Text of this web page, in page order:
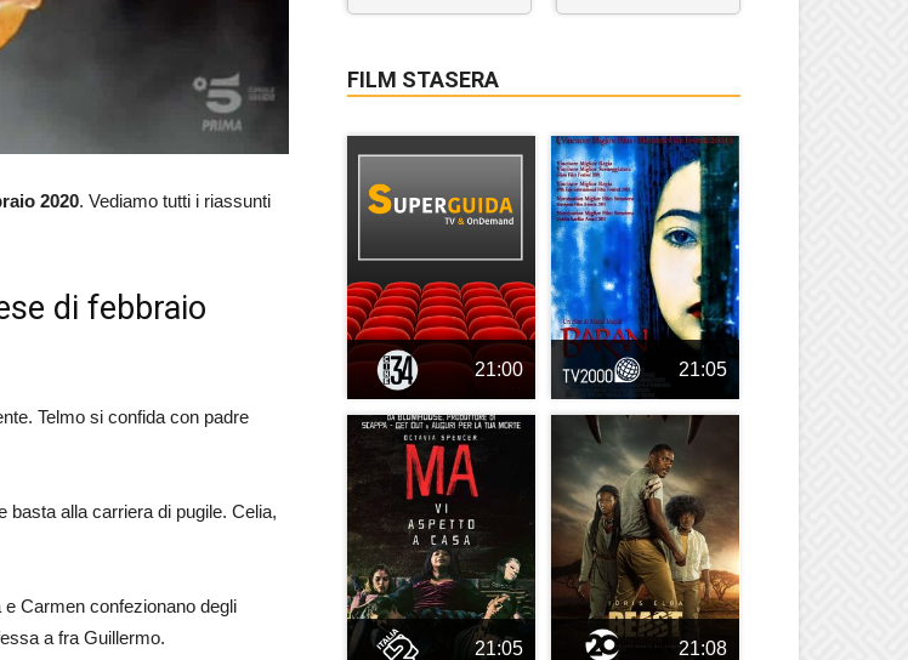
2020. Vediamo tutti i riassunti
di febbraio
Telmo si confida con padre
basta alla carriera di pugile. Celia,
Carmen confezionano degli
a fra Guillermo.
FILM STASERA
21:00 21:05
21:05 21:08